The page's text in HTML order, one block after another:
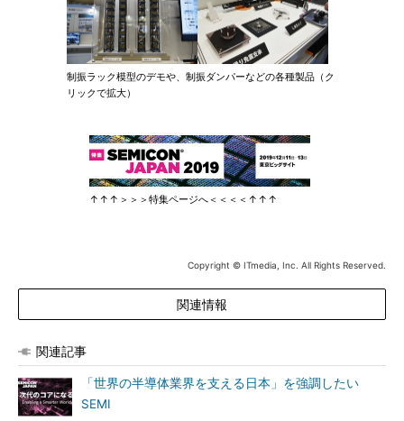
制振ラック模型のデモや、制振ダンパーなどの各種製品（ク
リックで拡大）
↑↑↑＞＞＞特集ページへ＜＜＜＜↑↑↑
Copyright © ITmedia, Inc. All Rights Reserved.
関連情報
関連記事
「世界の半導体業界を支える日本」を強調したい
SEMI